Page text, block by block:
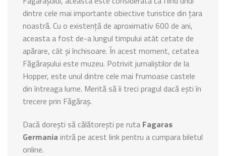
dintre cele mai importante obiective turistice din țara
noastră. Cu o existență de aproximativ 600 de ani,
aceasta a fost de-a lungul timpului atât cetate de
apărare, cât și închisoare. În acest moment, cetatea
Făgărașului este muzeu. Potrivit jurnaliștilor de la
Hopper, este unul dintre cele mai frumoase castele
din întreaga lume. Merită să îi treci pragul dacă ești în
trecere prin Făgăraș.
Dacă dorești să călătorești pe ruta Fagaras
Germania intră pe acest link pentru a cumpara biletul
online.